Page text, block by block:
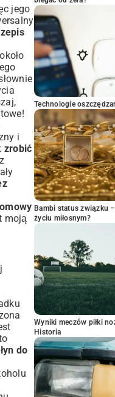
jego
i
zrobić
moją
do
Technologie
Bambi status związku
życiu miłosnym?
Wyniki meczów piłki
Historia